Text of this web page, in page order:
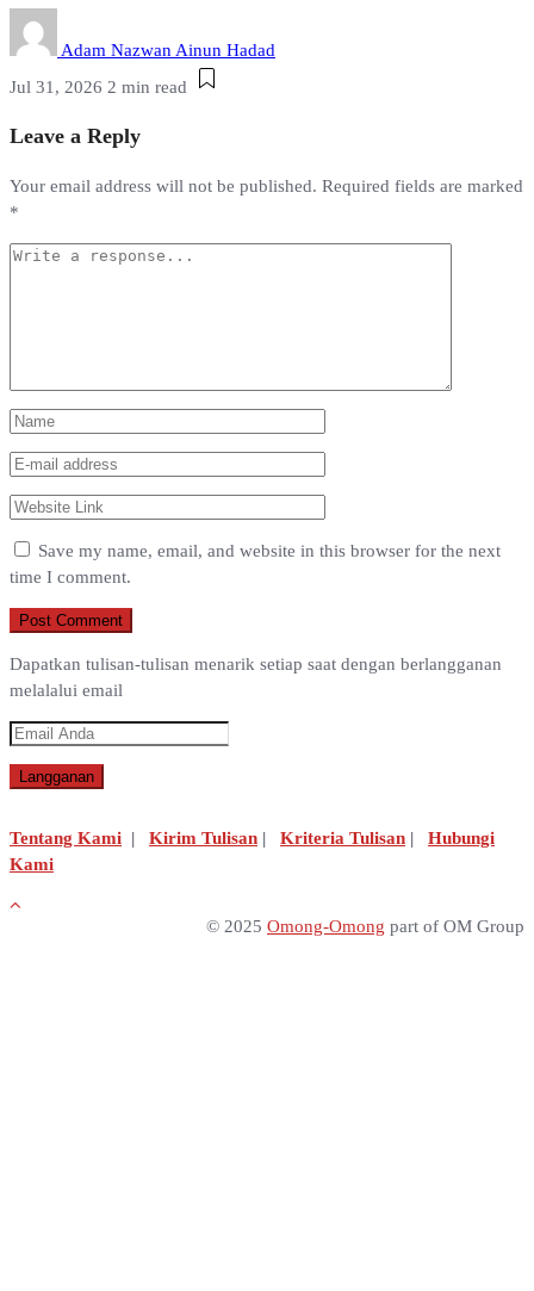
Adam Nazwan Ainun Hadad
Jul 31, 2026 2 min read
Leave a Reply
Your email address will not be published. Required fields are marked
*
Save my name, email, and website in this browser for the next
time I comment.
Dapatkan tulisan-tulisan menarik setiap saat dengan berlangganan
melalalui email
Tentang Kami | Kirim Tulisan | Kriteria Tulisan | Hubungi
Kami
© 2025 Omong-Omong part of OM Group